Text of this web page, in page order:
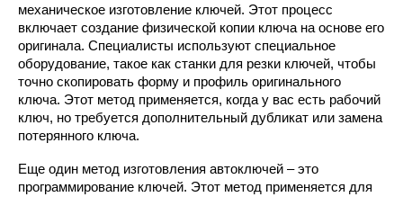
механическое изготовление ключей. Этот процесс
включает создание физической копии ключа на основе его
оригинала. Специалисты используют специальное
оборудование, такое как станки для резки ключей, чтобы
точно скопировать форму и профиль оригинального
ключа. Этот метод применяется, когда у вас есть рабочий
ключ, но требуется дополнительный дубликат или замена
потерянного ключа.
Еще один метод изготовления автоключей – это
программирование ключей. Этот метод применяется для